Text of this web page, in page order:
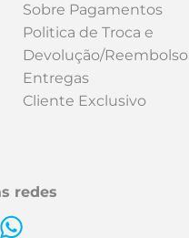
Sobre Pagamentos
Politica de Troca e
Devolução/Reembolso
Entregas
Cliente Exclusivo
redes